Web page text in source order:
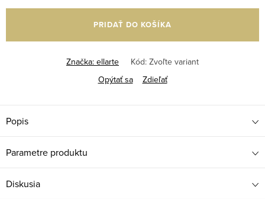
cena:
PRIDAŤ DO KOŠÍKA
Značka: ellarte Kód: Zvoľte variant
Opýtať sa
Zdieľať
Popis
Parametre produktu
Diskusia